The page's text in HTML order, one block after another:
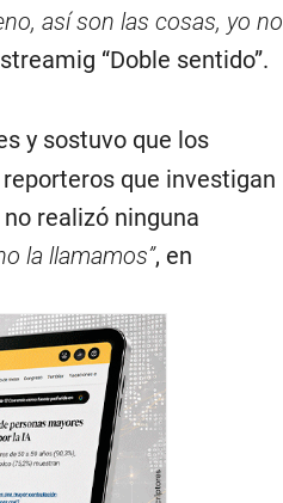
así son las cosas, yo no
“Doble sentido”.
y sostuvo que los
que investigan
realizó ninguna
la llamamos”, en